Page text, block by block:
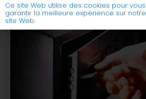
Ce site Web utilise des cookies pour vous
garantir la meilleure expérience sur notre
site Web.